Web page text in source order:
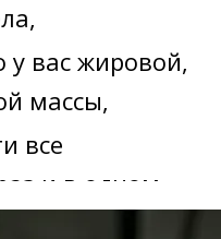
у вас жировой,
массы,
все
и в одном